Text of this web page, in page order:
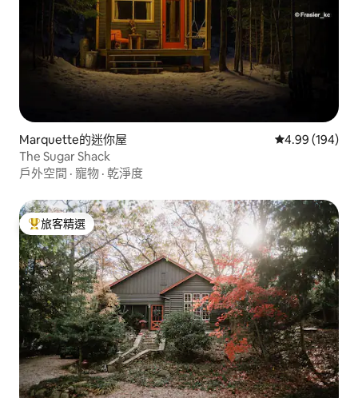
Marquette的迷你屋 從 194 則評價
4.99 (194)
The Sugar Shack
戶外空間 · 寵物 · 乾淨度
旅客精選榜首
旅客精選